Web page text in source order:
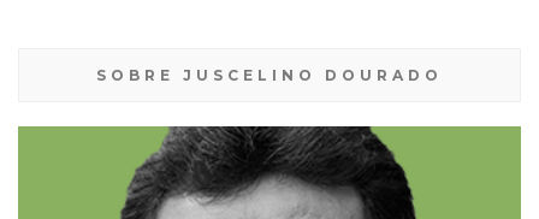
SOBRE JUSCELINO DOURADO